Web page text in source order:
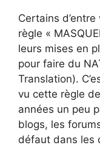
Certains
règle «
leurs mises en
pour faire du
Translation).
vu cette règle
années un peu
blogs, les
défaut dans les